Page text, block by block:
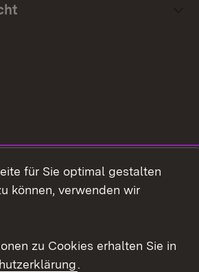
für Sie optimal gestalten
können, verwenden wir
zu Cookies erhalten Sie in
.